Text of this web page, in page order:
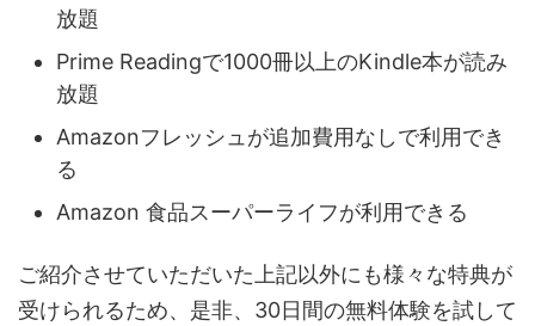
放題
Prime Readingで1000冊以上のKindle本が読み
放題
Amazonフレッシュが追加費用なしで利用でき
る
Amazon 食品スーパーライフが利用できる
ご紹介させていただいた上記以外にも様々な特典が
受けられるため、是非、30日間の無料体験を試して